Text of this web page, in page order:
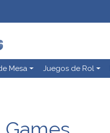
Mesa Juegos de Rol